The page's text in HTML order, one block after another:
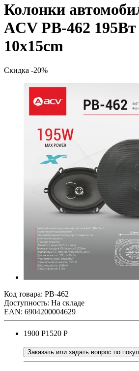
Колонки
ACV PB-462
10x15cm
Скидка -20%
Код товара: PB-462
Доступность: На складе
EAN: 6904200004629
1900 Р1520 Р
Заказать или задать вопрос по